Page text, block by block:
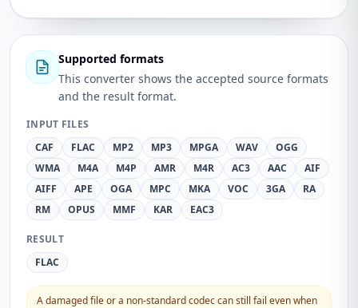
Supported formats
This converter shows the accepted source formats
and the result format.
INPUT FILES
CAF
FLAC MP2 MP3 MPGA WAV
OGG
WMA
M4A M4P AMR M4R AC3 AAC
AIF
AIFF
APE OGA MPC MKA VOC 3GA
RA
RM
OPUS MMF KAR EAC3
RESULT
FLAC
A damaged file or a non-standard codec can still fail even when